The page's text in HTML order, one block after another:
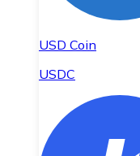
USD Coin
USDC